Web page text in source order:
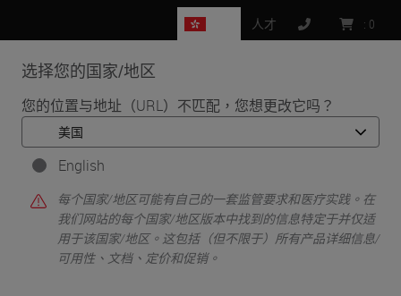
选择您的国家/地区
您的位置与地址（URL）不匹配，您想更改它吗？
English
每个国家/地区可能有自己的一套监管要求和医疗实践。在
我们网站的每个国家/地区版本中找到的信息特定于并仅适
用于该国家/地区。这包括（但不限于）所有产品详细信息/
可用性、文档、定价和促销。
人才 : 0